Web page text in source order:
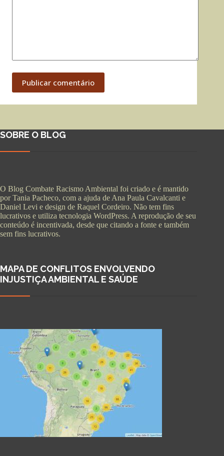
Publicar comentário
SOBRE O BLOG
O Blog Combate Racismo Ambiental foi criado e é mantido
por Tania Pacheco, com a ajuda de Ana Paula Cavalcanti e
Daniel Levi e design de Raquel Cordeiro. Não tem fins
lucrativos e utiliza tecnologia WordPress. A reprodução de seu
conteúdo é incentivada, desde que citando a fonte e também
sem fins lucrativos.
MAPA DE CONFLITOS ENVOLVENDO
INJUSTIÇA AMBIENTAL E SAÚDE